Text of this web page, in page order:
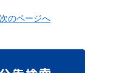
次のページへ